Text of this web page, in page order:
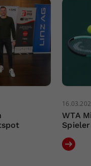
WTA